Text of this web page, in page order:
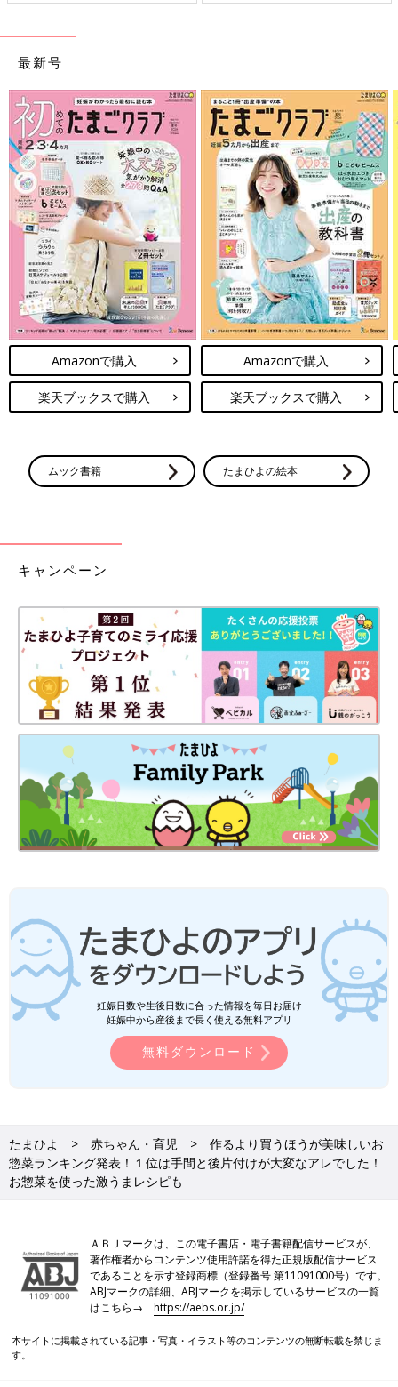
マヨネーズをかけるとよりまろやかな味わいに
卵で栄養価を高めます。焼き鳥にかかってる甘辛いタレがふんわ
り卵に絡んで、子どもも大喜びの焼き鳥丼レシピです。
[材料]1人分
・ごはん…１杯分
・市販の焼き鳥…2～3本
Ａ卵…1個
Ａ本みりん…小さじ1
Ａ白だし…小さじ1/2
・小ねぎやマヨネーズなど…適量
[作り方]
①焼き鳥を温めて串からはずす。
まで)。
③加熱した卵をふんわりほぐし、ごはんに焼き鳥とあわせて盛
※電子レンジで液体を加熱するとき、沸点に達していても沸騰し
刺激で急激に沸騰を起こし、液体が激しく飛び散ることがありま
す。（=突沸現象）。やけどの原因になりますので、ご注意くだ
さい。
ひろ
PROFILE）
小さなころから食べることが大好きで管理栄養士の資格を取得。
妊娠中に野菜ソムリエの資格をとり、サンキュ！STYLEライタ
ー、Nadia artistなどプロの料理家として活躍中。約10万人が登
録するインスタグラムでは“今夜何を作ろう？”と、いうママのお
悩みに応えるシンプルな材料＆手順のレシピや、ホットケーキミ
ックス研究家として、家事の合間にささっと作れる本格スイーツ
五賀洋佳（ひろ） 管理栄養士のゆる痩せごはん hiro_recipe5
ひろ ホットケーキミックスのおやつ gk_hiroka
管理栄養士の毎日おうちごはん
取材・文／和兎 尊美、たまひよONLINE編集部
ーに実施ししたものです。（有効回答数116人）
※記事の内容は2024年5月の情報で、現在と異なる場合がありま
す。
の時短アイデアを教えて！ 専門家おす
すめは「大量に作って数日食べる料理」
「たまひよ」アプリユーザーで共働きの夫婦に
「お夕飯作りの悩みや工夫していることがあっ
たら教えてください」と、コメントを応募しま
した。お悩み１位は「献立が決まらない＆レパ
ートリーがない」、２位は「時短の工夫を知り
最新号
Amazonで購入
楽天ブックスで購入
Amazonで購入
楽天ブックスで購入
ムック書籍 たまひよの絵本
キャンペーン
妊娠日数や生後日数に合った情報を毎日お届け
妊娠中から産後まで長く使える無料アプリ
無料ダウンロード
たまひよ 赤ちゃん・育児
作るより買うほうが美味しいお
惣菜ランキング発表！１位は手間と後片付けが大変なアレでした！
お惣菜を使った激うまレシピも
ＡＢＪマークは、この電子書店・電子書籍配信サービスが、
著作権者からコンテンツ使用許諾を得た正規版配信サービス
であることを示す登録商標（登録番号 第11091000号）です。
ABJマークの詳細、ABJマークを掲示しているサービスの一覧
はこちら→https://aebs.or.jp/
本サイトに掲載されている記事・写真・イラスト等のコンテンツの無断転載を禁じま
す。